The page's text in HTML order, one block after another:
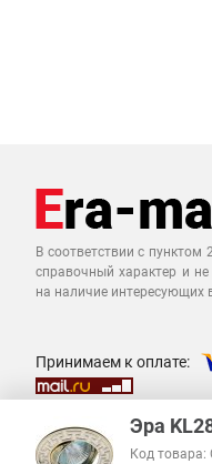
В соответствии с
справочный характер и
на наличие интересующих
Принимаем к оплате:
Эра
Код товара: